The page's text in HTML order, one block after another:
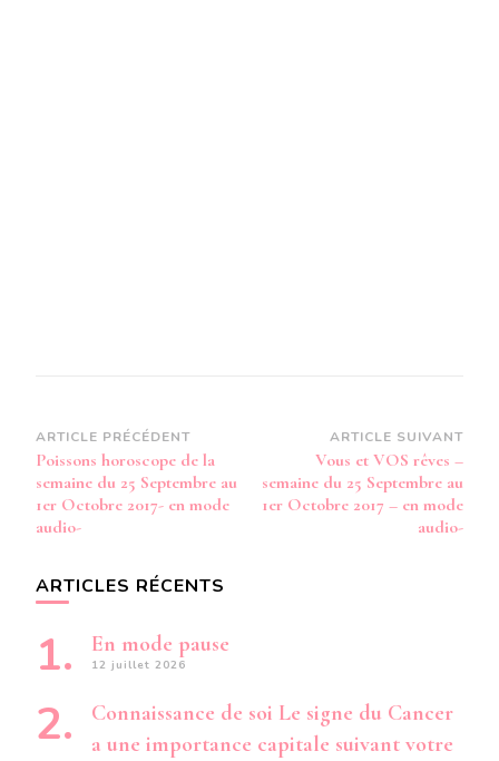
Navigation
d’article
ARTICLE PRÉCÉDENT
Poissons horoscope de la
semaine du 25 Septembre au
1er Octobre 2017- en mode
audio-
ARTICLE SUIVANT
Vous et VOS rêves –
semaine du 25 Septembre au
1er Octobre 2017 – en mode
audio-
ARTICLES RÉCENTS
En mode pause
12 juillet 2026
Connaissance de soi Le signe du Cancer
a une importance capitale suivant votre